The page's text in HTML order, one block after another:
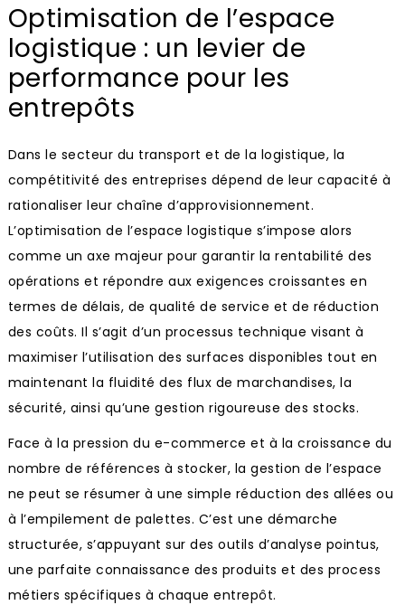
Optimisation de l’espace
logistique : un levier de
performance pour les
entrepôts
Dans le secteur du transport et de la logistique, la
compétitivité des entreprises dépend de leur capacité à
rationaliser leur chaîne d’approvisionnement.
L’optimisation de l’espace logistique s’impose alors
comme un axe majeur pour garantir la rentabilité des
opérations et répondre aux exigences croissantes en
termes de délais, de qualité de service et de réduction
des coûts. Il s’agit d’un processus technique visant à
maximiser l’utilisation des surfaces disponibles tout en
maintenant la fluidité des flux de marchandises, la
sécurité, ainsi qu’une gestion rigoureuse des stocks.
Face à la pression du e-commerce et à la croissance du
nombre de références à stocker, la gestion de l’espace
ne peut se résumer à une simple réduction des allées ou
à l’empilement de palettes. C’est une démarche
structurée, s’appuyant sur des outils d’analyse pointus,
une parfaite connaissance des produits et des process
métiers spécifiques à chaque entrepôt.